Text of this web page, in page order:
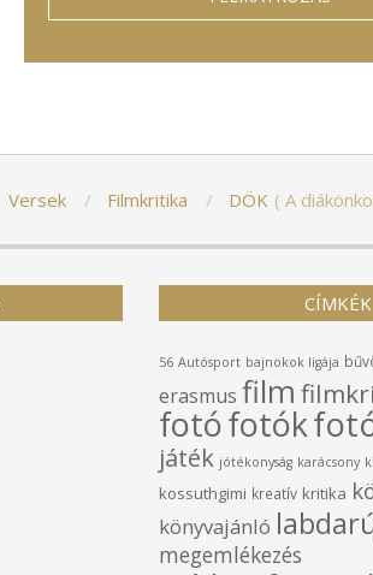
Versek Filmkritika DÖK A
CÍMKÉK
56 Autósport bajnokok ligája
erasmus film
fotófotók
játék jótékonyság karácsony
kossuthgimi kreatív kritika
könyvajánló
megemlékezés